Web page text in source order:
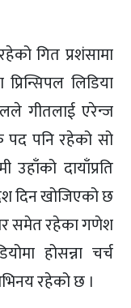
गित प्रशंसामा
लिडिया
गीतलाई एरेन्ज
पद पनि रहेको सो
दायाँप्रति
दिन खोजिएको छ
समेत रहेका गणेश
होसन्ना चर्च
रहेको छ ।